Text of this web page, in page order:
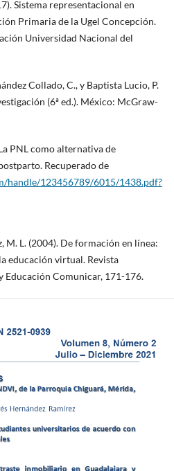
Sistema representacional en
Primaria de la Ugel Concepción.
Universidad Nacional del
Collado, C., y Baptista Lucio, P.
(6ª ed.). México: McGraw-
PNL como alternativa de
Recuperado de
handle/123456789/6015/1438.pdf?
M. L. (2004). De formación en línea:
educación virtual. Revista
Educación Comunicar, 171-176.